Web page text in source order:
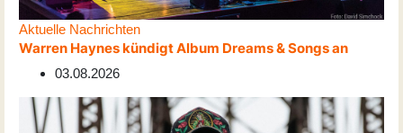
Aktuelle Nachrichten
Warren Haynes kündigt Album Dreams & Songs an
03.08.2026